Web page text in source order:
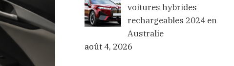
voitures hybrides
rechargeables 2024 en
Australie
août 4, 2026